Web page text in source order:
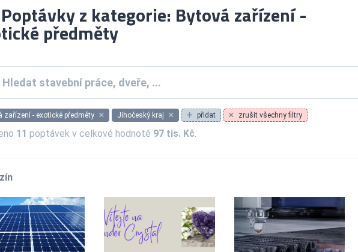
Poptávky z kategorie: Bytová zařízení -
předměty
zařízení - exotické předměty Jihočeský kraj přidat zrušit všechny filtry
11 poptávek v celkové hodnotě 97 tis. Kč